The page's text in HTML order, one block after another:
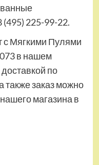
225-99-22.
с Мягкими Пулями
в нашем
по
также заказ можно
магазина в